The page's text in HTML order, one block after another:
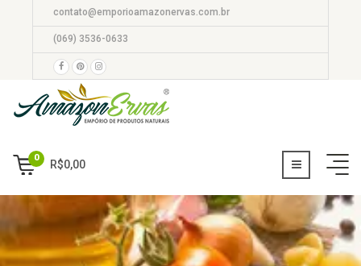
contato@emporioamazonervas.com.br
(069) 3536-0633
0
R$0,00